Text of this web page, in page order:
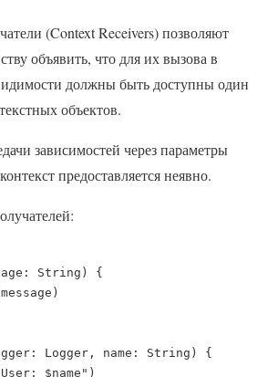
(Context Receivers) позволяют
объявить, что для их вызова в
должны быть доступны один
объектов.
зависимостей через параметры
предоставляется неявно.
Logger, name: String) {